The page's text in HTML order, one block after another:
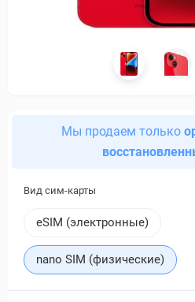
Мы продаем только
Вид сим-карты
eSIM (электронные)
nano SIM (физические)